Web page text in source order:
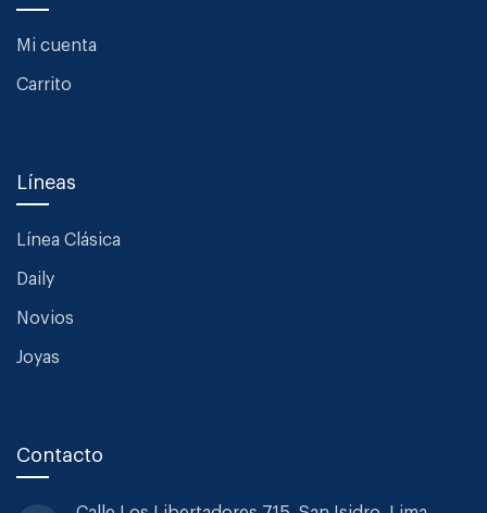
Mi cuenta
Carrito
Líneas
Línea Clásica
Daily
Novios
Joyas
Contacto